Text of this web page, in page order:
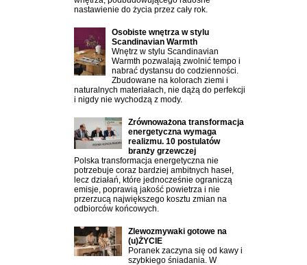
nastawienie do życia przez cały rok.
Osobiste wnętrza w stylu
Scandinavian Warmth
Wnętrz w stylu Scandinavian
Warmth pozwalają zwolnić tempo i
nabrać dystansu do codzienności.
Zbudowane na kolorach ziemi i
naturalnych materiałach, nie dążą do perfekcji
i nigdy nie wychodzą z mody.
Zrównoważona transformacja
energetyczna wymaga
realizmu. 10 postulatów
branży grzewczej
Polska transformacja energetyczna nie
potrzebuje coraz bardziej ambitnych haseł,
lecz działań, które jednocześnie ograniczą
emisje, poprawią jakość powietrza i nie
przerzucą największego kosztu zmian na
odbiorców końcowych.
Zlewozmywaki gotowe na
(u)ŻYCIE
Poranek zaczyna się od kawy i
szybkiego śniadania. W